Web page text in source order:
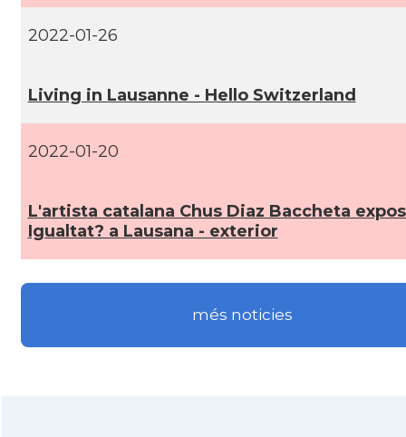
2022-01-26
Living in Lausanne - Hello Switzerland
2022-01-20
L'artista catalana Chus Diaz Baccheta
Igualtat? a Lausana - exterior
més noticies